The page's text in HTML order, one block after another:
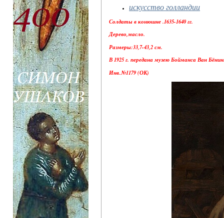
искусство голландии
Солдаты в конюшне .1635-1640 гг.
Дерево,масло.
Размеры:33,7-43,2 см.
В 1925 г. передана музею Бойманса Ван
Инв.№1179 (ОК)